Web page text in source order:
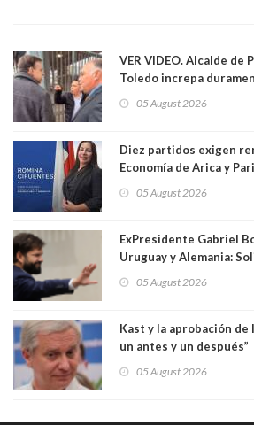
VER VIDEO. Alcalde de
Toledo increpa
delegado nuevamente
05 August 2026
Diez partidos exigen
Economía de Arica y
una militante de RN,
05 August 2026
ExPresidente Gabriel
Uruguay y Alemania:
05 August 2026
Kast y la aprobación de
un antes y un después”
05 August 2026